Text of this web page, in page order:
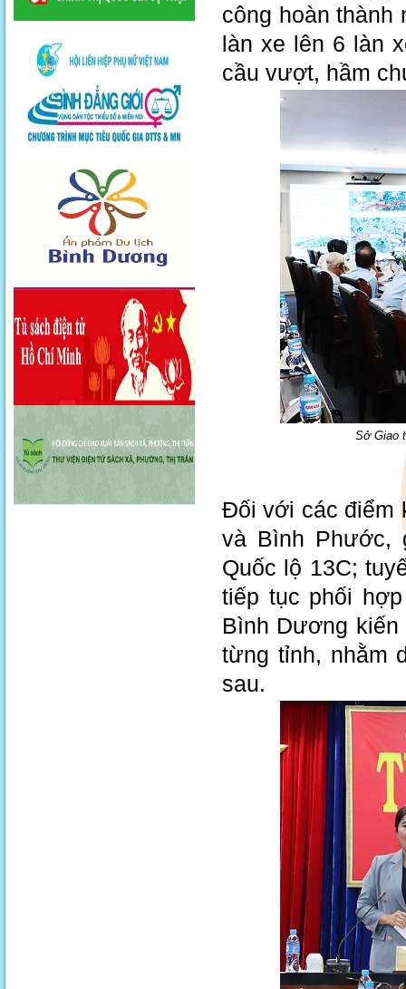
công hoàn thành
làn xe lên 6 làn
cầu vượt, hầm
Sở Giao
Đối với các điểm
và Bình Phước,
Quốc lộ 13C;
tiếp tục phối
Bình Dương kiến
từng tỉnh, nhằm
sau.